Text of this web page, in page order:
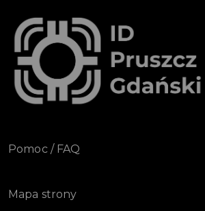
Pomoc / FAQ
Mapa strony